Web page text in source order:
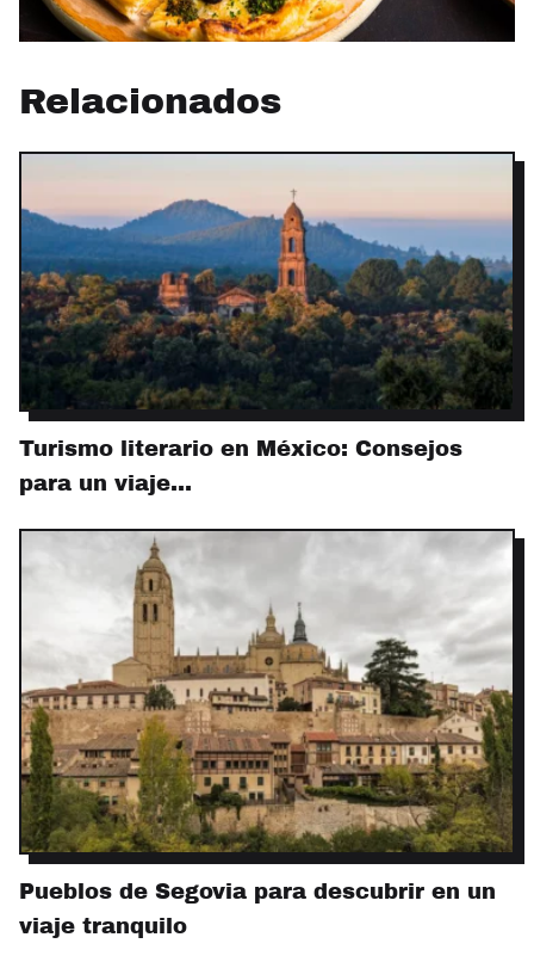
Relacionados
Turismo literario en México: Consejos
para un viaje…
Pueblos de Segovia para descubrir en un
viaje tranquilo